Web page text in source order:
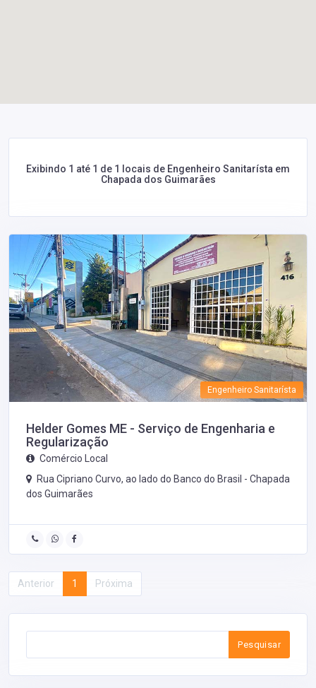
Exibindo 1 até 1 de 1 locais de Engenheiro Sanitarísta em
Chapada dos Guimarães
Engenheiro Sanitarísta
Helder Gomes ME - Serviço de Engenharia e
Regularização
Comércio Local
Rua Cipriano Curvo, ao lado do Banco do Brasil - Chapada
dos Guimarães
Anterior 1 Próxima
Pesquisar